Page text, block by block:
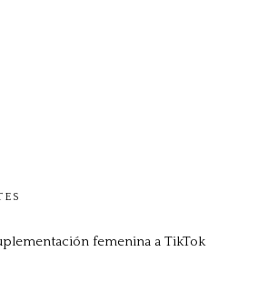
femenina a TikTok